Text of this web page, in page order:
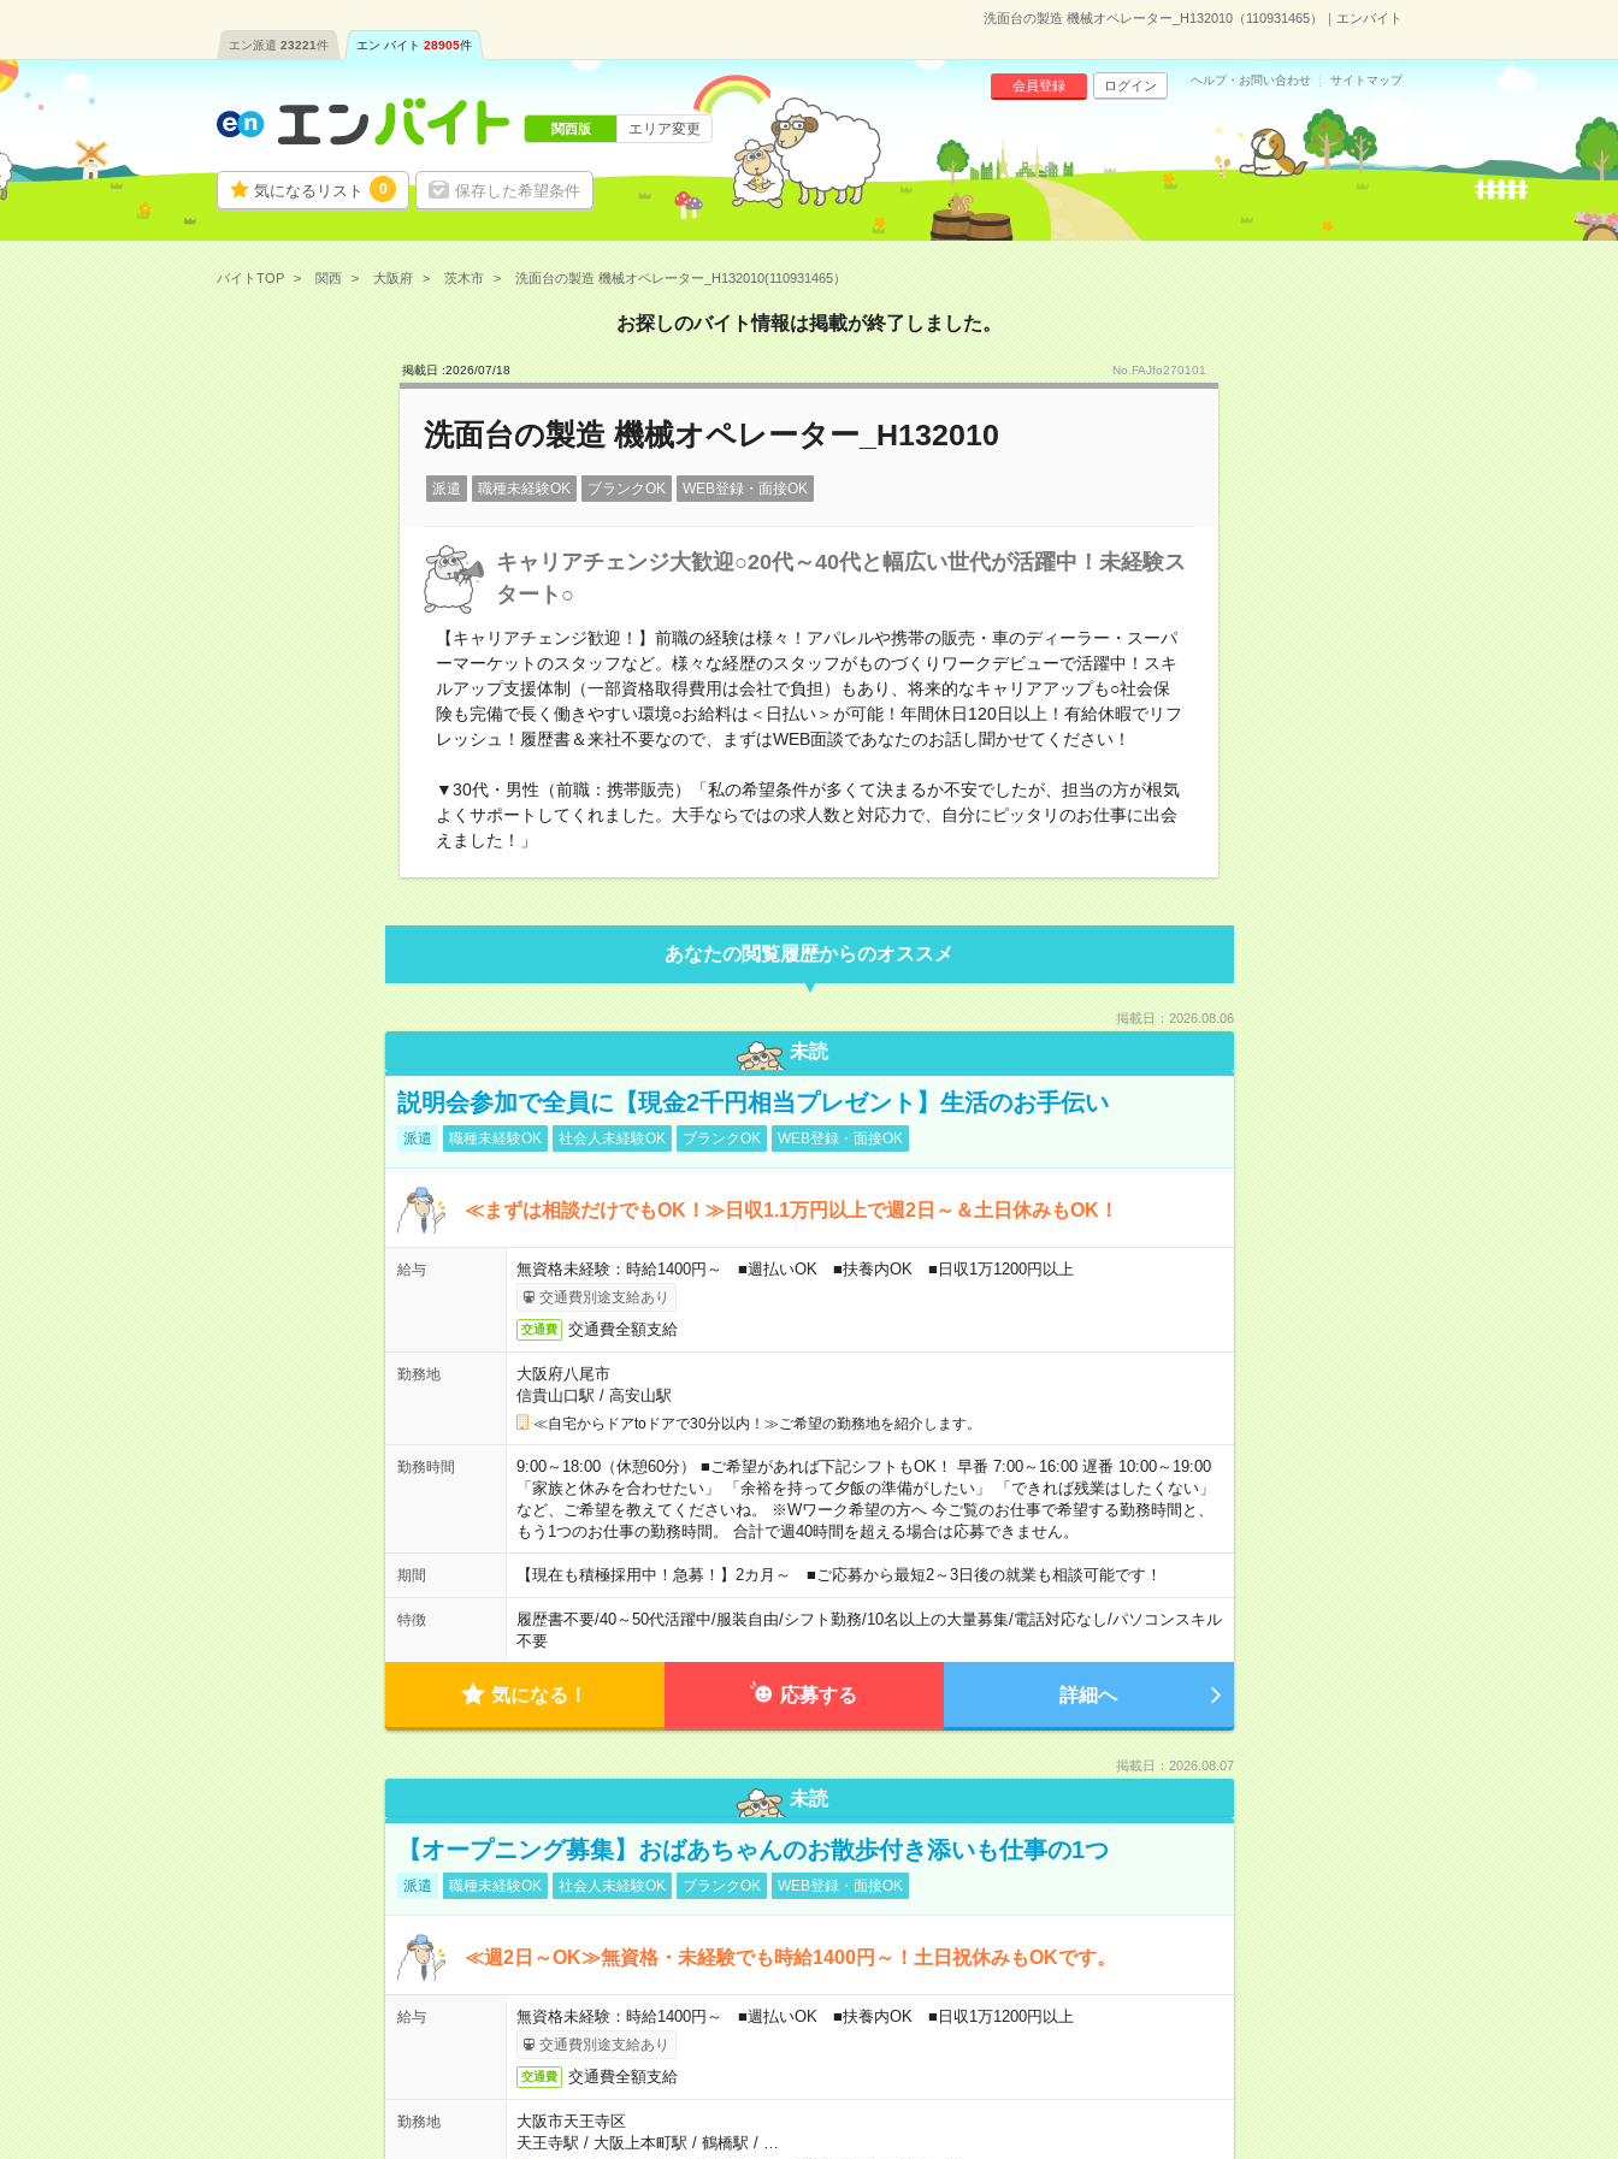
洗面台の製造 機械オペレーター_H132010（110931465）｜エンバイト
エン派遣 23221件 エン バイト 28905件
気になるリスト 0 保存した希望条件
会員登録 ログイン ヘルプ・お問い合わせ サイトマップ
関西版 エリア変更
バイトTOP 関西 大阪府 茨木市 洗面台の製造 機械オペレーター_H132010(110931465）
お探しのバイト情報は掲載が終了しました。
掲載日 :2026/07/18 No.FAJfo270101
洗面台の製造 機械オペレーター_H132010
派遣 職種未経験OK ブランクOK WEB登録・面接OK
キャリアチェンジ大歓迎○20代～40代と幅広い世代が活躍中！未経験ス
タート○
【キャリアチェンジ歓迎！】前職の経験は様々！アパレルや携帯の販売・車のディーラー・スーパ
ーマーケットのスタッフなど。様々な経歴のスタッフがものづくりワークデビューで活躍中！スキ
ルアップ支援体制（一部資格取得費用は会社で負担）もあり、将来的なキャリアアップも○社会保
険も完備で長く働きやすい環境○お給料は＜日払い＞が可能！年間休日120日以上！有給休暇でリフ
レッシュ！履歴書＆来社不要なので、まずはWEB面談であなたのお話し聞かせてください！
▼30代・男性（前職：携帯販売）「私の希望条件が多くて決まるか不安でしたが、担当の方が根気
よくサポートしてくれました。大手ならではの求人数と対応力で、自分にピッタリのお仕事に出会
えました！」
あなたの閲覧履歴からのオススメ
掲載日：2026.08.06
未読
説明会参加で全員に【現金2千円相当プレゼント】生活のお手伝い
派遣 職種未経験OK 社会人未経験OK ブランクOK WEB登録・面接OK
≪まずは相談だけでもOK！≫日収1.1万円以上で週2日～＆土日休みもOK！
給与 無資格未経験：時給1400円～ ■週払いOK ■扶養内OK ■日収1万1200円以上
交通費別途支給あり
交通費 交通費全額支給
勤務地
大阪府八尾市
信貴山口駅 / 高安山駅
≪自宅からドアtoドアで30分以内！≫ご希望の勤務地を紹介します。
勤務時間
9:00～18:00（休憩60分） ■ご希望があれば下記シフトもOK！ 早番 7:00～16:00 遅番 10:00～19:00
「家族と休みを合わせたい」 「余裕を持って夕飯の準備がしたい」 「できれば残業はしたくない」
など、ご希望を教えてくださいね。 ※Wワーク希望の方へ 今ご覧のお仕事で希望する勤務時間と、
もう1つのお仕事の勤務時間。 合計で週40時間を超える場合は応募できません。
期間 【現在も積極採用中！急募！】2カ月～ ■ご応募から最短2～3日後の就業も相談可能です！
特徴 履歴書不要/40～50代活躍中/服装自由/シフト勤務/10名以上の大量募集/電話対応なし/パソコンスキル
不要
気になる！ 応募する 詳細へ
掲載日：2026.08.07
未読
【オープニング募集】おばあちゃんのお散歩付き添いも仕事の1つ
派遣 職種未経験OK 社会人未経験OK ブランクOK WEB登録・面接OK
≪週2日～OK≫無資格・未経験でも時給1400円～！土日祝休みもOKです。
給与 無資格未経験：時給1400円～ ■週払いOK ■扶養内OK ■日収1万1200円以上
交通費別途支給あり
交通費 交通費全額支給
勤務地
大阪市天王寺区
天王寺駅 / 大阪上本町駅 / 鶴橋駅 /